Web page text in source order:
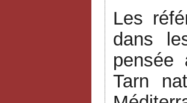
Les
dans
pensée
Tarn